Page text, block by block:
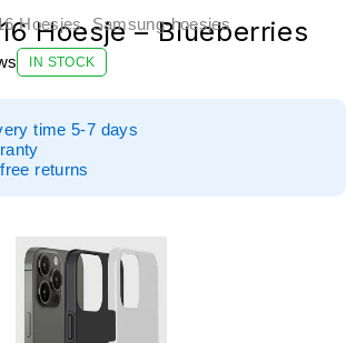
Hoesjes,Samsung-hoesjes
Hoesje – Blueberries
IN STOCK
time 5-7 days
returns